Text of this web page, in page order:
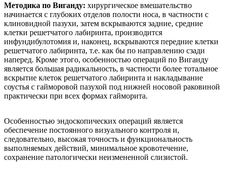
Методика по Виганду: хирургическое вмешательство
начинается с глубоких отделов полости носа, в частности с
клиновидной пазухи, затем вскрываются задние, средние
клетки решетчатого лабиринта, производится
инфундибулотомия и, наконец, вскрываются передние клетки
решетчатого лабиринта, т.е. как бы по направлению сзади
наперед. Кроме этого, особенностью операций по Виганду
является большая радикальность, в частности более тотальное
вскрытие клеток решетчатого лабиринта и накладывание
соустья с гайморовой пазухой под нижней носовой раковиной
практически при всех формах гайморита.
Особенностью эндоскопических операций является
обеспечение постоянного визуального контроля и,
следовательно, высокая точность и функциональность
выполняемых действий, минимальное кровотечение,
сохранение патологически неизмененной слизистой.